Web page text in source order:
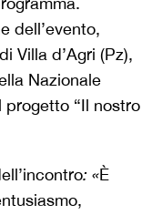
dell’evento,
Villa d’Agri (Pz),
Nazionale
progetto “Il nostro
: «È